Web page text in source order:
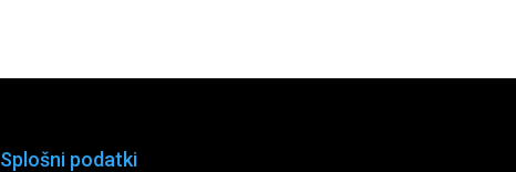
Splošni podatki